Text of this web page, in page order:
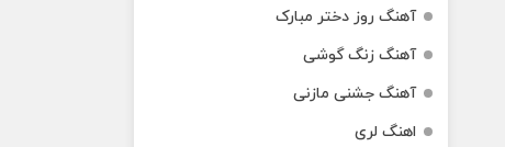
آهنگ روز دختر مبارک
آهنگ زنگ گوشی
آهنگ جشنی مازنی
اهنگ لری